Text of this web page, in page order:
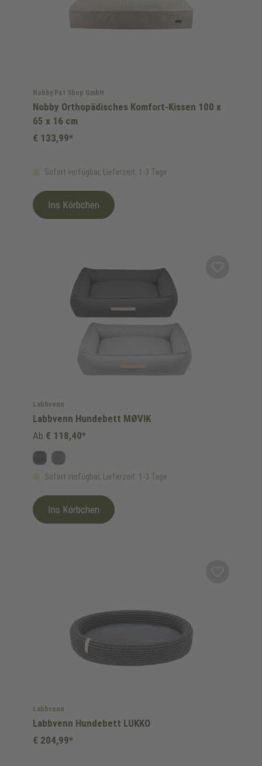
Nobby Pet Shop GmbH
Nobby Orthopädisches Komfort-Kissen 100 x
65 x 16 cm
Sofort verfügbar, Lieferzeit: 1-3 Tage
€ 133,99*
Ins Körbchen
Labbvenn
Labbvenn Hundebett MØVIK
Sofort verfügbar, Lieferzeit: 1-3 Tage
Anthrazit
Grau
Ab € 118,40*
Ins Körbchen
Labbvenn
Labbvenn Hundebett LUKKO
€ 204,99*